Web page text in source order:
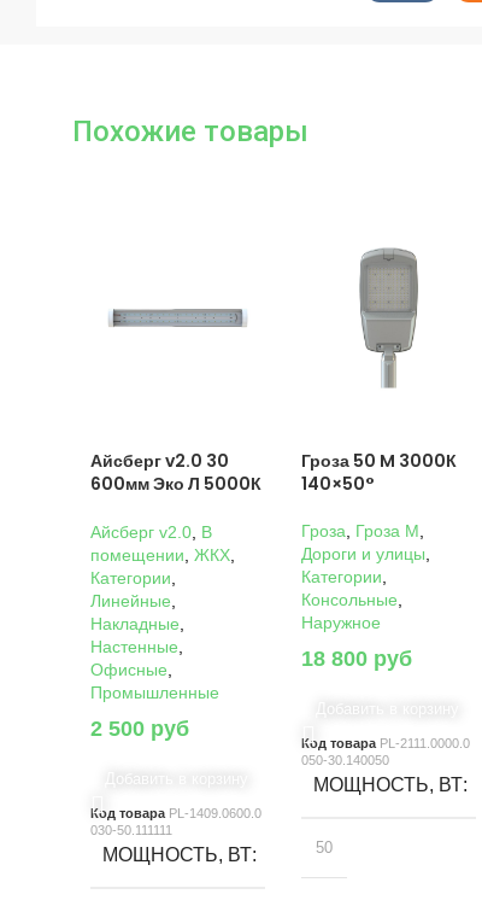
Похожие товары
Айсберг v2.0 30
600мм Эко Л 5000К
Айсберг v2.0 В
помещении ЖКХ
Категории
Линейные
Накладные
Настенные
Офисные
Промышленные
2 500 руб
Код товара PL-1409.0600.0
030-50.111111
МОЩНОСТЬ, ВТ
Гроза 50 M 3000К
140×50°
Гроза Гроза M
Дороги и улицы
Категории
Консольные
Наружное
18 800 руб
Код товара PL-2111.0000.0
050-30.140050
МОЩНОСТЬ, ВТ
50